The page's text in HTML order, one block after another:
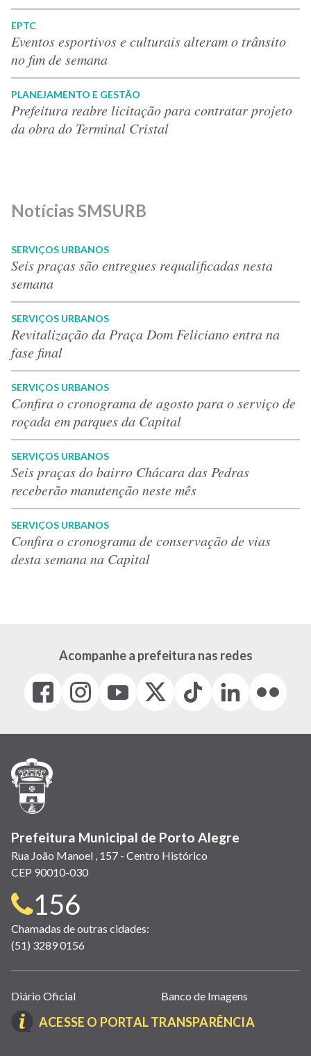
EPTC
Eventos esportivos e culturais alteram o trânsito
no fim de semana
PLANEJAMENTO E GESTÃO
Prefeitura reabre licitação para contratar projeto
da obra do Terminal Cristal
Notícias SMSURB
SERVIÇOS URBANOS
Seis praças são entregues requalificadas nesta
semana
SERVIÇOS URBANOS
Revitalização da Praça Dom Feliciano entra na
fase final
SERVIÇOS URBANOS
Confira o cronograma de agosto para o serviço de
roçada em parques da Capital
SERVIÇOS URBANOS
Seis praças do bairro Chácara das Pedras
receberão manutenção neste mês
SERVIÇOS URBANOS
Confira o cronograma de conservação de vias
desta semana na Capital
Acompanhe a prefeitura nas redes
Facebook
(link
em
janela)
Instagram
(link
em
(link
em
(Antigo
(link
Tiktok
(link
em
LinkedIn
(link
em
(link
em
Prefeitura Municipal de Porto Alegre
Rua João Manoel , 157 - Centro Histórico
CEP 90010-030
Telefone
para
contato:
156
Chamadas de outras cidades:
(51) 3289 0156
Links
úteis
(abrem
Diário Oficial Banco de Imagens
ACESSE O PORTAL TRANSPARÊNCIA(LINK